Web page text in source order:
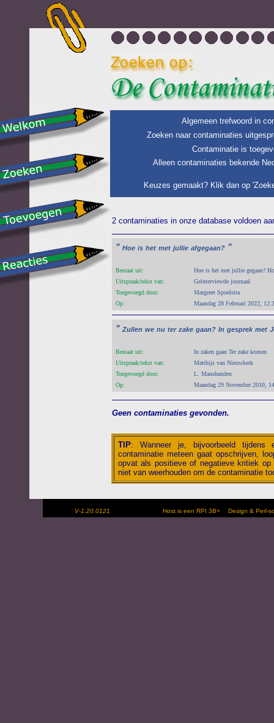
Algemeen trefwoord in
Zoeken naar contaminaties
Contaminatie is
Alleen contaminaties bekende
Keuzes gemaakt? Klik dan op
2 contaminaties in onze database voldoen
" Hoe is het met jullie afgegaan? "
Bestaat uit:
Hoe is het met jullie gegaan?
Uitspraak/tekst van:
Geïnterviewde journaal
Toegevoegd door:
Margreet Spoelstra
Op:
Maandag 28 Februari 2022,
" Zullen we nu ter zake gaan? In gesprek met
Bestaat uit:
In zaken gaan Ter zake komen
Uitspraak/tekst van:
Matthijs van Nieuwkerk
Toegevoegd door:
L. Manshanden
Op:
Maandag 29 November 2010,
Geen contaminaties gevonden.
TIP: Wanneer je, bijvoorbeeld tijdens
contaminatie meteen gaat opschrijven,
opvat als positieve of negatieve kritiek
niet van weerhouden om de contaminatie
V-1.20.0121 Host is een RPI 3B+ Design &